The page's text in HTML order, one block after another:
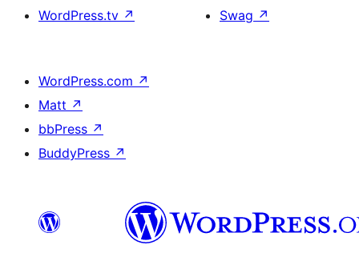
WordPress.tv ↗
Swag ↗
WordPress.com ↗
Matt ↗
bbPress ↗
BuddyPress ↗